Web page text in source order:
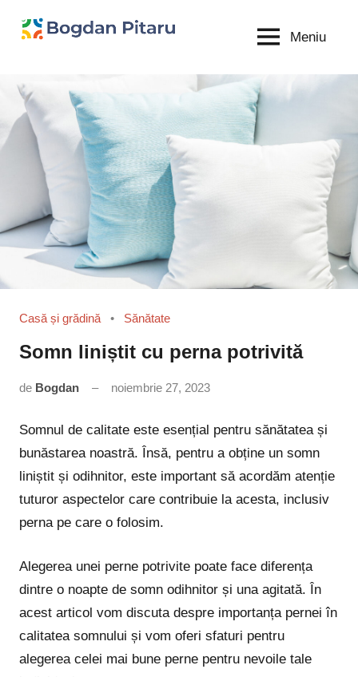
Bogdan
Pitaru
Meniu
Casă și grădină Sănătate
Somn liniștit cu perna potrivită
de Bogdan noiembrie 27, 2023
Somnul de calitate este esențial pentru sănătatea și
bunăstarea noastră. Însă, pentru a obține un somn
liniștit și odihnitor, este important să acordăm atenție
tuturor aspectelor care contribuie la acesta, inclusiv
perna pe care o folosim.
Alegerea unei perne potrivite poate face diferența
dintre o noapte de somn odihnitor și una agitată. În
acest articol vom discuta despre importanța pernei în
calitatea somnului și vom oferi sfaturi pentru
alegerea celei mai bune perne pentru nevoile tale